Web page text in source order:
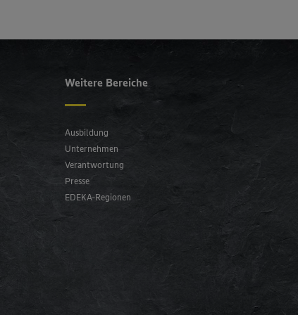
Weitere Bereiche
Ausbildung
Unternehmen
Verantwortung
Presse
EDEKA-Regionen